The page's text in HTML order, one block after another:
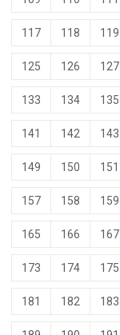
117 118 119
125 126 127
133 134 135
141 142 143
149 150 151
157 158 159
165 166 167
173 174 175
181 182 183